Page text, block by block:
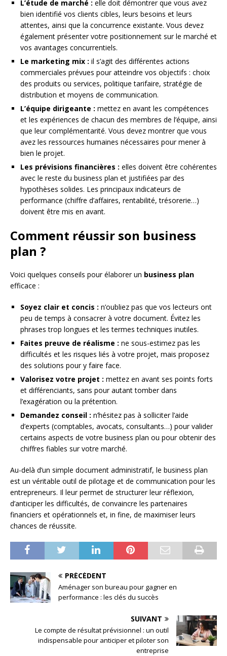
L’étude de marché : elle doit démontrer que vous avez
bien identifié vos clients cibles, leurs besoins et leurs
attentes, ainsi que la concurrence existante. Vous devez
également présenter votre positionnement sur le marché et
vos avantages concurrentiels.
Le marketing mix : il s’agit des différentes actions
commerciales prévues pour atteindre vos objectifs : choix
des produits ou services, politique tarifaire, stratégie de
distribution et moyens de communication.
L’équipe dirigeante : mettez en avant les compétences
et les expériences de chacun des membres de l’équipe, ainsi
que leur complémentarité. Vous devez montrer que vous
avez les ressources humaines nécessaires pour mener à
bien le projet.
Les prévisions financières : elles doivent être cohérentes
avec le reste du business plan et justifiées par des
hypothèses solides. Les principaux indicateurs de
performance (chiffre d’affaires, rentabilité, trésorerie…)
doivent être mis en avant.
Comment réussir son business
plan ?
Voici quelques conseils pour élaborer un business plan
efficace :
Soyez clair et concis : n’oubliez pas que vos lecteurs ont
peu de temps à consacrer à votre document. Évitez les
phrases trop longues et les termes techniques inutiles.
Faites preuve de réalisme : ne sous-estimez pas les
difficultés et les risques liés à votre projet, mais proposez
des solutions pour y faire face.
Valorisez votre projet : mettez en avant ses points forts
et différenciants, sans pour autant tomber dans
l’exagération ou la prétention.
Demandez conseil : n’hésitez pas à solliciter l’aide
d’experts (comptables, avocats, consultants…) pour valider
certains aspects de votre business plan ou pour obtenir des
chiffres fiables sur votre marché.
Au-delà d’un simple document administratif, le business plan
est un véritable outil de pilotage et de communication pour les
entrepreneurs. Il leur permet de structurer leur réflexion,
d’anticiper les difficultés, de convaincre les partenaires
financiers et opérationnels et, in fine, de maximiser leurs
chances de réussite.
PRÉCÉDENT
Aménager son bureau pour gagner en
performance : les clés du succès
SUIVANT
Le compte de résultat prévisionnel : un outil
indispensable pour anticiper et piloter son
entreprise